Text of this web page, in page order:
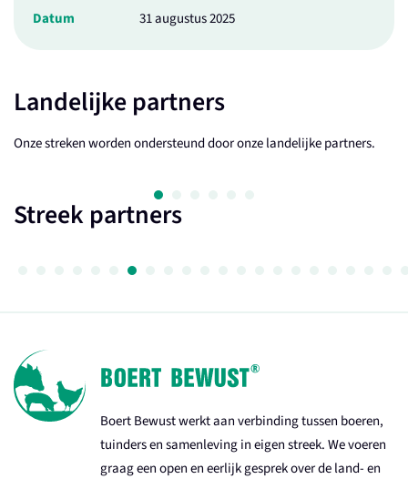
Datum 31 augustus 2025
Landelijke partners
Onze streken worden ondersteund door onze landelijke partners.
Streek partners
Boert Bewust werkt aan verbinding tussen boeren,
tuinders en samenleving in eigen streek. We voeren
graag een open en eerlijk gesprek over de land- en